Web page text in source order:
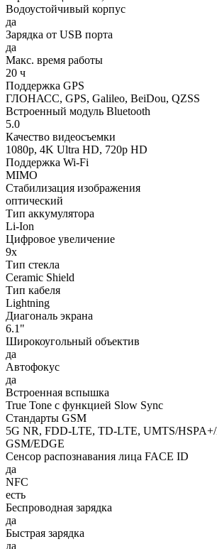
Водоустойчивый корпус
да
Зарядка от USB порта
да
Макс. время работы
20 ч
Поддержка GPS
ГЛОНАСС, GPS, Galileo, BeiDou, QZSS
Встроенный модуль Bluetooth
5.0
Качество видеосъемки
1080р, 4K Ultra HD, 720p HD
Поддержка Wi-Fi
MIMO
Стабилизация изображения
оптический
Тип аккумулятора
Li-Ion
Цифровое увеличение
9х
Тип стекла
Ceramic Shield
Тип кабеля
Lightning
Диагональ экрана
6.1"
Широкоугольный объектив
да
Автофокус
да
Встроенная вспышка
True Tone с функцией Slow Sync
Стандарты GSM
5G NR, FDD‑LTE, TD‑LTE, UMTS/
GSM/EDGE
Сенсор распознавания лица FACE ID
да
NFC
есть
Беспроводная зарядка
да
Быстрая зарядка
да